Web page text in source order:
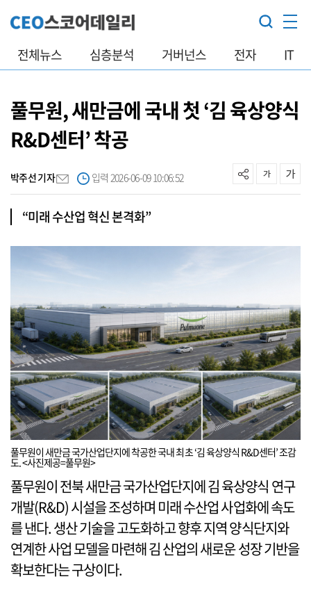
전체뉴스 심층분석 거버넌스 전자 IT
풀무원, 새만금에 국내 첫 ‘김 육상양식
R&D센터’ 착공
박주선 기자 입력 2026-06-09 10:06:52
“미래 수산업 혁신 본격화”
풀무원이 새만금 국가산업단지에 착공한 국내 최초 ‘김 육상양식 R&D센터’ 조감
도. <사진제공=풀무원>
풀무원이 전북 새만금 국가산업단지에 김 육상양식 연구
개발(R&D) 시설을 조성하며 미래 수산업 사업화에 속도
를 낸다. 생산 기술을 고도화하고 향후 지역 양식단지와
연계한 사업 모델을 마련해 김 산업의 새로운 성장 기반을
확보한다는 구상이다.